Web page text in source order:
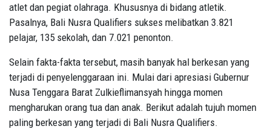
atlet dan pegiat olahraga. Khususnya di bidang atletik.
Pasalnya, Bali Nusra Qualifiers sukses melibatkan 3.821
pelajar, 135 sekolah, dan 7.021 penonton.
Selain fakta-fakta tersebut, masih banyak hal berkesan yang
terjadi di penyelenggaraan ini. Mulai dari apresiasi Gubernur
Nusa Tenggara Barat Zulkieflimansyah hingga momen
mengharukan orang tua dan anak. Berikut adalah tujuh momen
paling berkesan yang terjadi di Bali Nusra Qualifiers.